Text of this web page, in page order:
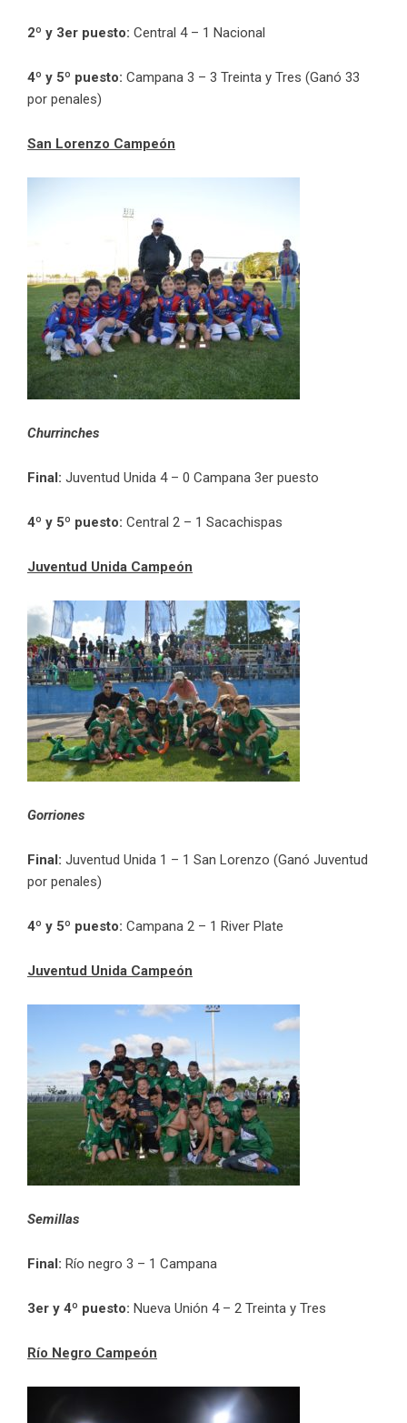
2º y 3er puesto: Central 4 – 1 Nacional
4º y 5º puesto: Campana 3 – 3 Treinta y Tres (Ganó 33
por penales)
San Lorenzo Campeón
Churrinches
Final: Juventud Unida 4 – 0 Campana 3er puesto
4º y 5º puesto: Central 2 – 1 Sacachispas
Juventud Unida Campeón
Gorriones
Final: Juventud Unida 1 – 1 San Lorenzo (Ganó Juventud
por penales)
4º y 5º puesto: Campana 2 – 1 River Plate
Juventud Unida Campeón
Semillas
Final: Río negro 3 – 1 Campana
3er y 4º puesto: Nueva Unión 4 – 2 Treinta y Tres
Río Negro Campeón